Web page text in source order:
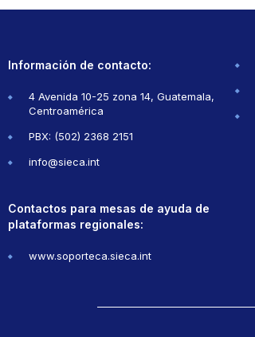
Información de contacto:
4 Avenida 10-25 zona 14, Guatemala,
Centroamérica
PBX: (502) 2368 2151
info@sieca.int
Contactos para mesas de ayuda de
plataformas regionales:
www.soporteca.sieca.int